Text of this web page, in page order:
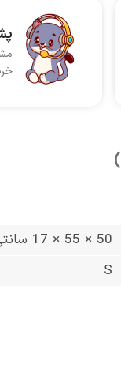
50 × 55 × 17 سانتی متر
S